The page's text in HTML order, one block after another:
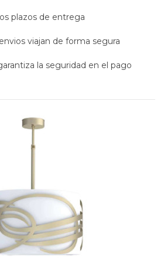
plazos de entrega
viajan de forma segura
la seguridad en el pago